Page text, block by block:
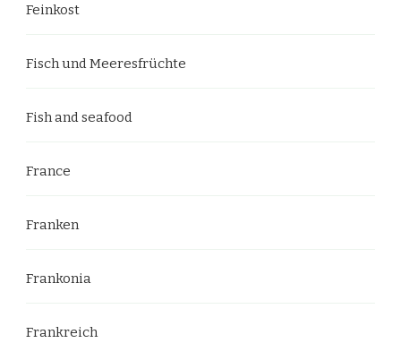
Feinkost
Fisch und Meeresfrüchte
Fish and seafood
France
Franken
Frankonia
Frankreich